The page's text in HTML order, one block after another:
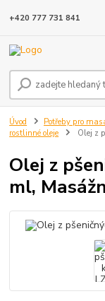
+420 777 731 841
Úvod Potřeby pro
rostlinné oleje
Olej z
Olej z
ml,